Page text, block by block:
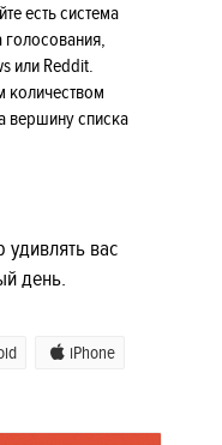
есть система
голосования,
или Reddit.
вершину списка
удивлять вас
день.
iPhone